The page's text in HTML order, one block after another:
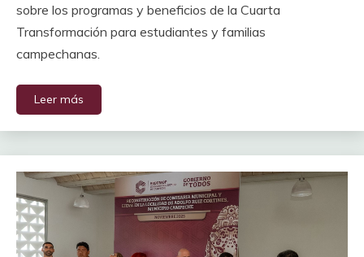
sobre los programas y beneficios de la Cuarta
Transformación para estudiantes y familias
campechanas.
Leer más